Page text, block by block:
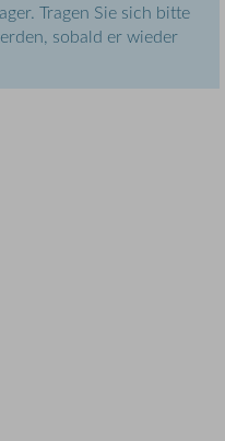
Tragen Sie sich bitte
sobald er wieder